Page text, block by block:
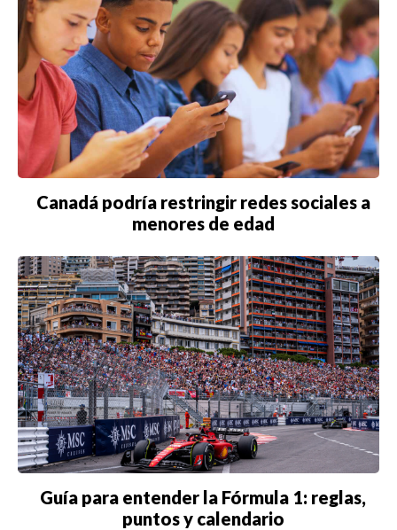
Canadá podría restringir redes sociales a
menores de edad
Guía para entender la Fórmula 1: reglas,
puntos y calendario